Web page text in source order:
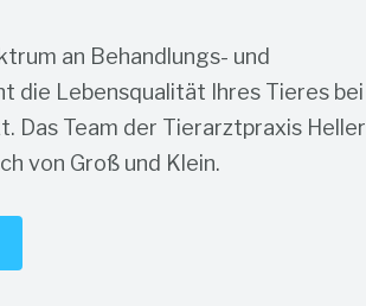
an Behandlungs- und
die Lebensqualität Ihres Tieres bei
Das Team der Tierarztpraxis Heller
von Groß und Klein.